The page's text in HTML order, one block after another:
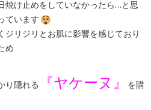
焼け止めをしていなかったら…と思
ています
ジリジリとお肌に影響を感じており
め
り隠れる
『ヤケーヌ』
を購